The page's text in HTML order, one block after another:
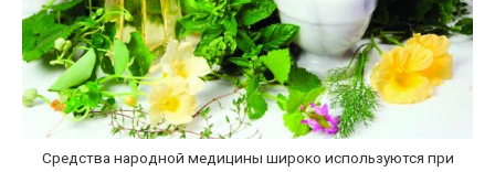
Средства народной медицины широко используются при